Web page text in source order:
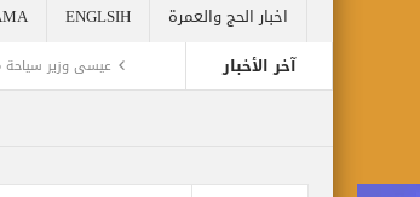
اخبار الحج والعمرة
ENGLSIH
آخر الأخبار
عيسى وزير سياحة
اليمن تودع أمير